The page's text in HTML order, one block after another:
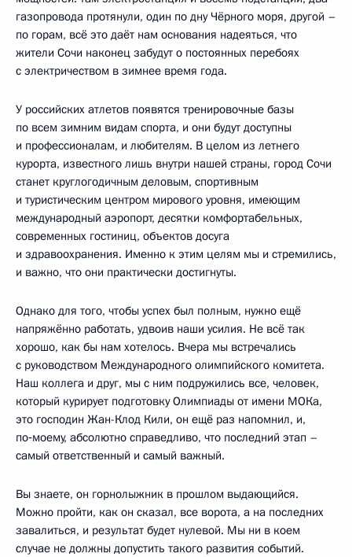
газопровода протянули, один по дну Чёрного моря, другой –
по горам, всё это даёт нам основания надеяться, что
жители Сочи наконец забудут о постоянных перебоях
с электричеством в зимнее время года.
У российских атлетов появятся тренировочные базы
по всем зимним видам спорта, и они будут доступны
и профессионалам, и любителям. В целом из летнего
курорта, известного лишь внутри нашей страны, город Сочи
станет круглогодичным деловым, спортивным
и туристическим центром мирового уровня, имеющим
международный аэропорт, десятки комфортабельных,
современных гостиниц, объектов досуга
и здравоохранения. Именно к этим целям мы и стремились,
и важно, что они практически достигнуты.
Однако для того, чтобы успех был полным, нужно ещё
напряжённо работать, удвоив наши усилия. Не всё так
хорошо, как бы нам хотелось. Вчера мы встречались
с руководством Международного олимпийского комитета.
Наш коллега и друг, мы с ним подружились все, человек,
который курирует подготовку Олимпиады от имени МОКа,
это господин Жан-Клод Кили, он ещё раз напомнил, и,
по‑моему, абсолютно справедливо, что последний этап –
самый ответственный и самый важный.
Вы знаете, он горнолыжник в прошлом выдающийся.
Можно пройти, как он сказал, все ворота, а на последних
завалиться, и результат будет нулевой. Мы ни в коем
случае не должны допустить такого развития событий.